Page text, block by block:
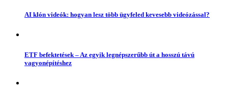
AI klón videók: hogyan lesz több ügyfeled kevesebb videózással?
ETF befektetések – Az egyik legnépszerűbb út a hosszú távú
vagyonépítéshez